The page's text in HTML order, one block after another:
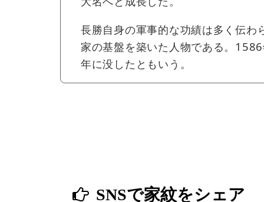
長勝自身の軍事的な功績は多く伝
家の基盤を築いた人物である。
年に没したともいう。
SNSで家紋をシェア